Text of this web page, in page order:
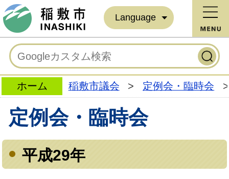
Language
ホーム 稲敷市議会 > 定例会・臨時会 >
定例会・臨時会
平成29年